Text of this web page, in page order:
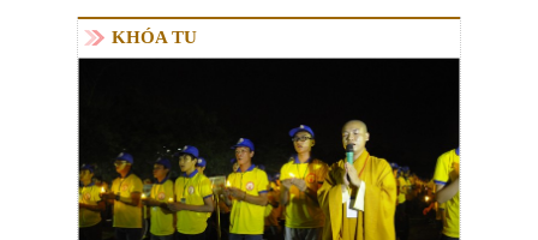
KHÓA TU